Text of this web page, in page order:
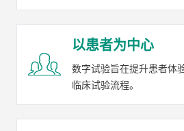
以患者为中心
数字试验旨在提升患者体
临床试验流程。